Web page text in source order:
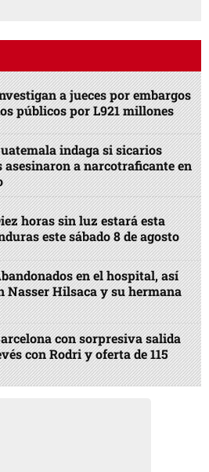
a jueces por embargos
públicos por L921 millones
indaga si sicarios
asesinaron a narcotraficante en
horas sin luz estará esta
este sábado 8 de agosto
en el hospital, así
Nasser Hilsaca y su hermana
con sorpresiva salida
con Rodri y oferta de 115